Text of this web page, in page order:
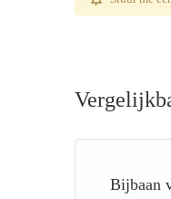
Bijbaan